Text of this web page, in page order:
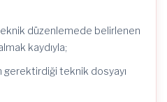
düzenlemede belirlenen
kaydıyla;
gerektirdiği teknik dosyayı